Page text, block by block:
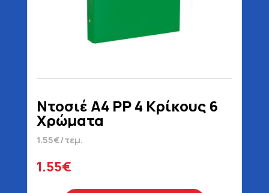
Ντοσιέ Α4 PP 4 Κρίκους 6
Χρώματα
1.55€/τεμ.
1.55€